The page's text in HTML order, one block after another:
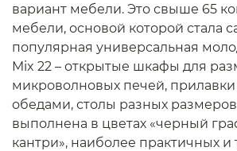
вариант мебели. Это свыше 65
мебели, основой которой стала
популярная универсальная
Mix 22 – открытые шкафы для
микроволновых печей, прилавки
обедами, столы разных
выполнена в цветах «черный
кантри», наиболее практичных и